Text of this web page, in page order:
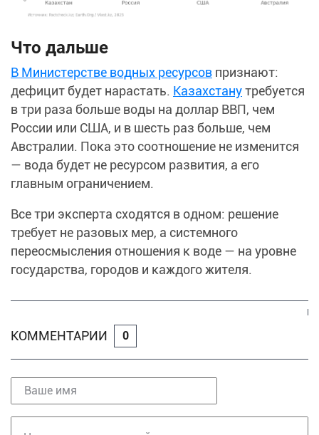
Что дальше
В Министерстве водных ресурсов признают:
дефицит будет нарастать. Казахстанутребуется
в три раза больше воды на доллар ВВП, чем
России или США, и в шесть раз больше, чем
Австралии. Пока это соотношение не изменится
— вода будет не ресурсом развития, а его
главным ограничением.
Все три эксперта сходятся в одном: решение
требует не разовых мер, а системного
переосмысления отношения к воде — на уровне
государства, городов и каждого жителя.
КОММЕНТАРИИ 0